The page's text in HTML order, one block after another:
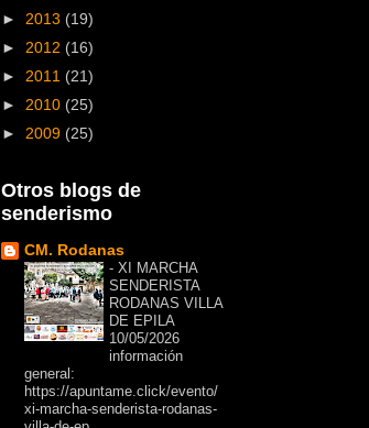
► 2013 (19)
► 2012 (16)
► 2011 (21)
► 2010 (25)
► 2009 (25)
Otros blogs de
senderismo
CM. Rodanas
- XI MARCHA
SENDERISTA
RODANAS VILLA
DE EPILA
10/05/2026
información
general:
https://apuntame.click/evento/
xi-marcha-senderista-rodanas-